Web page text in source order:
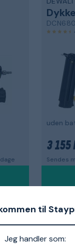
til
Jeg handler som:
uden
3 155
Sendes